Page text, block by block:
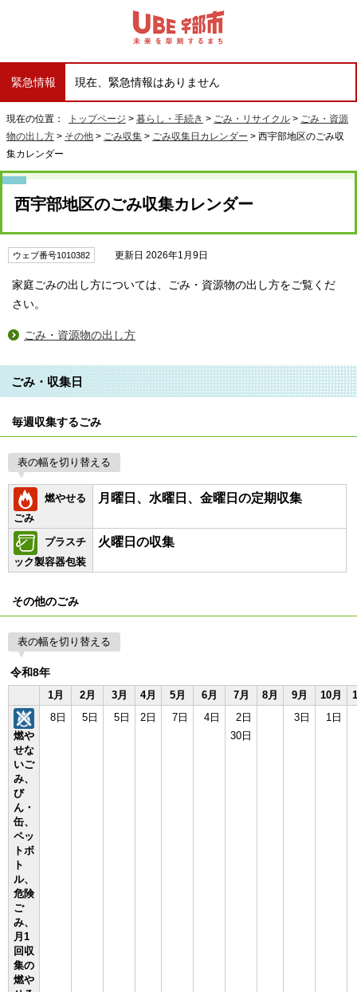
緊急情報 現在、緊急情報はありません
現在の位置： トップページ > 暮らし・手続き > ごみ・リサイクル > ごみ・資源
物の出し方 > その他 > ごみ収集 > ごみ収集日カレンダー > 西宇部地区のごみ収
集カレンダー
西宇部地区のごみ収集カレンダー
ウェブ番号1010382 更新日 2026年1月9日
家庭ごみの出し方については、ごみ・資源物の出し方をご覧くだ
さい。
ごみ・資源物の出し方
ごみ・収集日
毎週収集するごみ
表の幅を切り替える
燃やせる
ごみ
月曜日、水曜日、金曜日の定期収集
プラスチ
ック製容器包装
火曜日の収集
その他のごみ
表の幅を切り替える
令和8年
1月
2月 3月 4月 5月 6月 7月 8月 9月 10月
燃や
せな
いご
み、
び
ん・
缶、
ペッ
トボ
ト
ル、
危険
ご
み、
月1
回収
集の
燃や
8日 5日 5日 2日 7日 4日
2日
30日
3日 1日